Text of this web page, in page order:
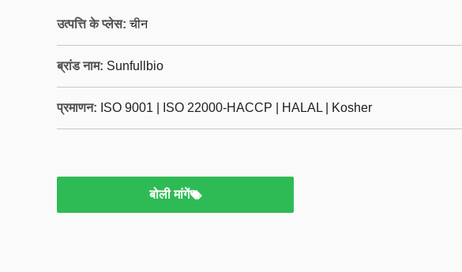
उत्पत्ति के प्लेस: चीन
ब्रांड नाम: Sunfullbio
प्रमाणन: ISO 9001 | ISO 22000-HACCP | HALAL | Kosher
बोली मांगें